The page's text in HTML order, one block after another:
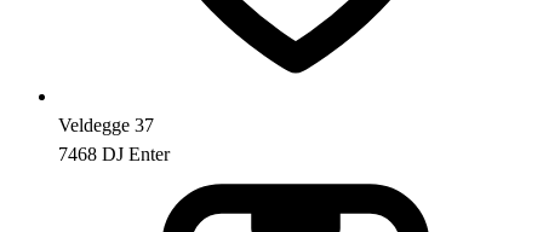
Veldegge 37
7468 DJ Enter